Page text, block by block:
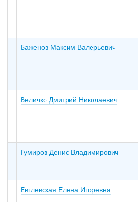
Баженов Максим Валерьевич
Величко Дмитрий Николаевич
Гумиров Денис Владимирович
Евглевская Елена Игоревна